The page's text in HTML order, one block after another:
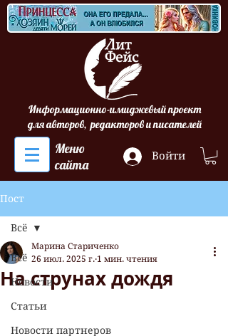
Информационно-имиджевый проект
для авторов, редакторов и писателей
Меню
сайта
Войти
Пост
Всё
Новости
Статьи
Новости партнеров
Всё
На струнах дождя
Марина Стариченко
26 июл. 2025 г. 1 мин. чтения